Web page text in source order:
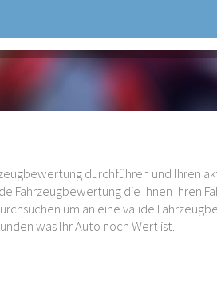
durchführen und Ihren
Fahrzeugbewertung die Ihnen Ihren
um an eine valide
was Ihr Auto noch Wert ist.